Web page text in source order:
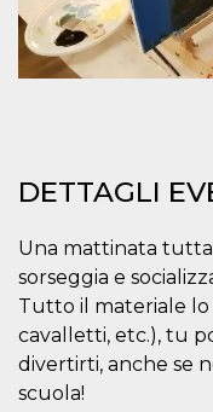
DETTAGLI
Una mattinata
sorseggia e
Tutto il materiale
cavalletti, etc.), tu
divertirti, anche se
scuola!
Nome
c_user